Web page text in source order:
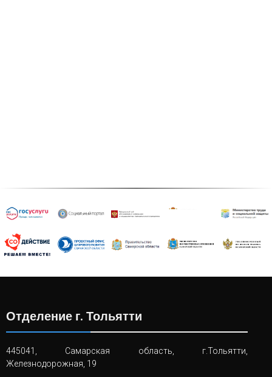
Отделение г. Тольятти
445041, Самарская область, г.Тольятти,
Железнодорожная, 19